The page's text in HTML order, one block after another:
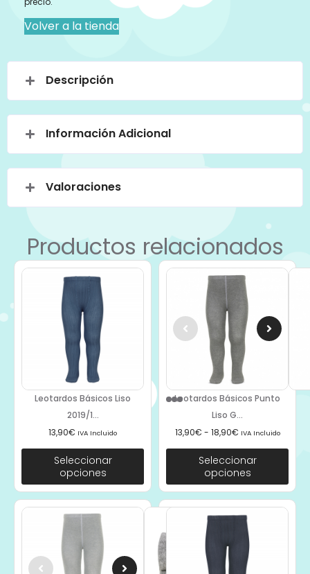
Volver a la tienda
Descripción
Información Adicional
Valoraciones
Productos relacionados
Leotardos Básicos Liso
2019/1...
13,90€ IVA Incluido
Seleccionar
opciones
Leotardos Básicos Punto
Liso G...
13,90€ - 18,90€ IVA Incluido
Seleccionar
opciones